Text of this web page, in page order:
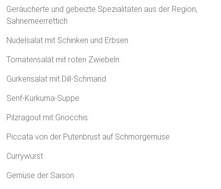
Geräucherte und gebeizte Spezialitäten aus der Region,
Sahnemeerrettich
Nudelsalat mit Schinken und Erbsen
Tomatensalat mit roten Zwiebeln
Gurkensalat mit Dill-Schmand
Senf-Kurkuma-Suppe
Pilzragout mit Gnocchis
Piccata von der Putenbrust auf Schmorgemüse
Currywurst
Gemüse der Saison